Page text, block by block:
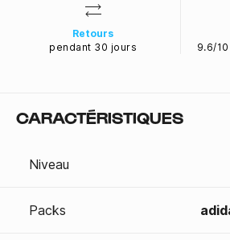
Retours
pendant 30 jours
9.6/
CARACTÉRISTIQUES
Niveau
Packs